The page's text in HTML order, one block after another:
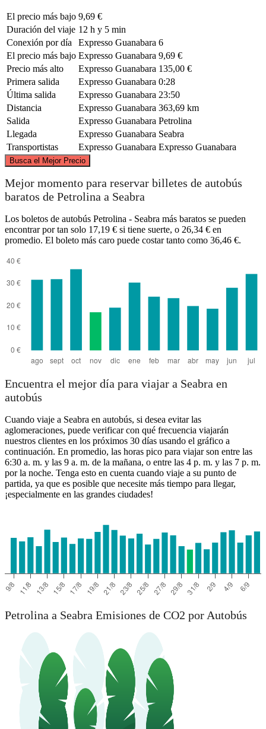
El precio más bajo 9,69 €
Duración del viaje 12 h y 5 min
Conexión por día
Expresso Guanabara 6
El precio más bajo Expresso Guanabara 9,69 €
Precio más alto
Expresso Guanabara 135,00 €
Primera salida
Expresso Guanabara 0:28
Última salida
Expresso Guanabara 23:50
Distancia
Expresso Guanabara 363,69 km
Salida
Expresso Guanabara Petrolina
Llegada
Expresso Guanabara Seabra
Transportistas
Expresso Guanabara Expresso Guanabara
Busca el Mejor Precio
©CARTO, ©OpenStreetMapcontributors
Mejor momento para reservar billetes de autobús
baratos de Petrolina a Seabra
Los boletos de autobús Petrolina - Seabra más baratos se pueden
encontrar por tan solo 17,19 € si tiene suerte, o 26,34 € en
promedio. El boleto más caro puede costar tanto como 36,46 €.
Encuentra el mejor día para viajar a Seabra en
autobús
Cuando viaje a Seabra en autobús, si desea evitar las
aglomeraciones, puede verificar con qué frecuencia viajarán
nuestros clientes en los próximos 30 días usando el gráfico a
continuación. En promedio, las horas pico para viajar son entre las
6:30 a. m. y las 9 a. m. de la mañana, o entre las 4 p. m. y las 7 p. m.
por la noche. Tenga esto en cuenta cuando viaje a su punto de
partida, ya que es posible que necesite más tiempo para llegar,
¡especialmente en las grandes ciudades!
Petrolina a Seabra Emisiones de CO2 por Autobús